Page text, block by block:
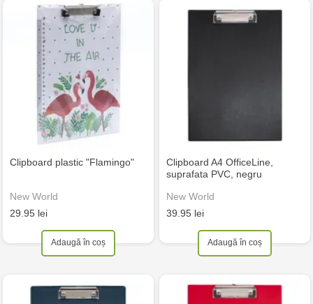
Clipboard plastic "Flamingo"
New World
29.95 lei
Adaugă în coș
Clipboard A4 OfficeLine,
suprafata PVC, negru
New World
39.95 lei
Adaugă în coș